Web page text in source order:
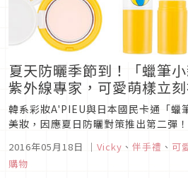
夏天防曬季節到！「蠟筆
紫外線專家，可愛萌樣立刻
韓系彩妝A'PIEU與日本國民卡通「蠟
美妝，因應夏日防曬對策推出第二彈
「補水」密技，可愛又實用的讓女孩
2016年05月18日 ｜ Vicky 、 伴手禮 、 可
購物